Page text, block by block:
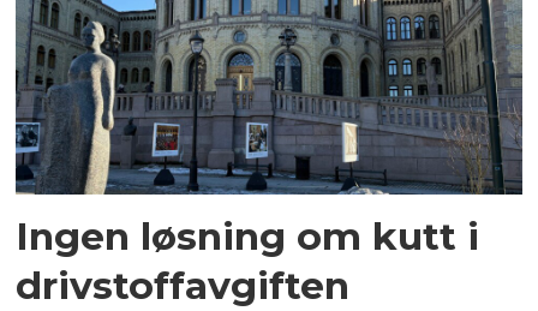
Ingen løsning om kutt i
drivstoffavgiften